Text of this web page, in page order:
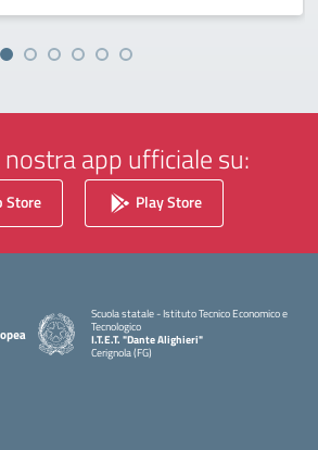
nostra app ufficiale su:
Store Play Store
Scuola statale - Istituto Tecnico Economico e
Tecnologico
I.T.E.T. "Dante Alighieri"
Cerignola (FG)
— Visita la pagina iniziale della scuola